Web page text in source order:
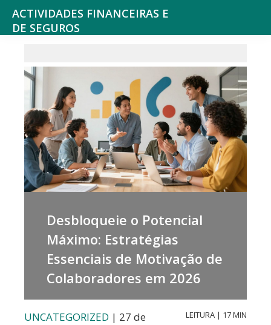
ACTIVIDADES FINANCEIRAS E
DE SEGUROS
outros
serviços
Financeiros,
Seguros
Fundos
Pensões,
Valores,
Contabilidade,
Creditos
Desbloqueie o Potencial
Máximo: Estratégias
Essenciais de Motivação de
Colaboradores em 2026
UNCATEGORIZED | 27 de
LEITURA | 17 MIN